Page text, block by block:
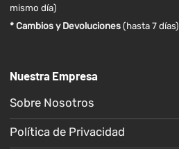
mismo día)
* Cambios y Devoluciones (hasta 7 días)
Nuestra Empresa
Sobre Nosotros
Política de Privacidad